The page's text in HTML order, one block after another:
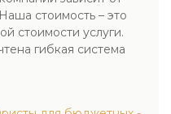
стоимость – это
стоимости услуги.
гибкая система